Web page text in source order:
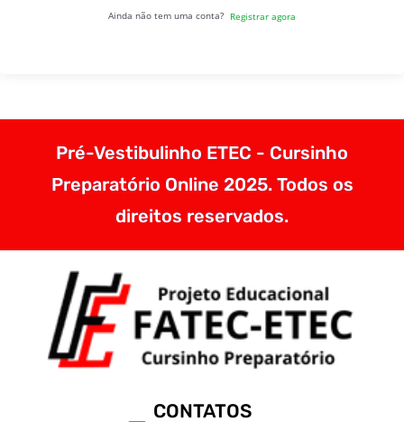
Ainda não tem uma conta? Registrar agora
Pré-Vestibulinho ETEC - Cursinho
Preparatório Online 2025. Todos os
direitos reservados.
CONTATOS